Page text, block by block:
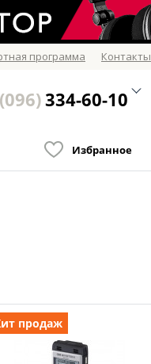
программа Контакты
(096)334-60-10
Избранное
продаж